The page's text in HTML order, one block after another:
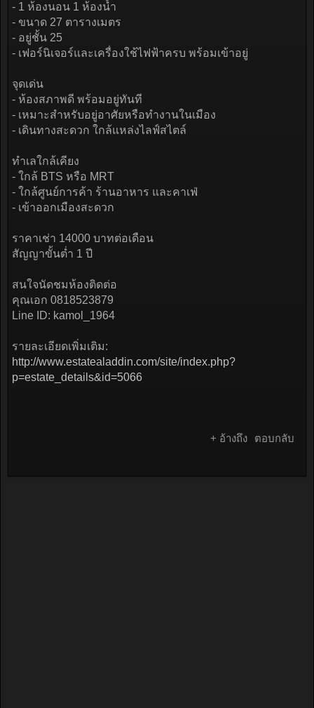
- 1 ห้องนอน 1 ห้องน้ำ
- ขนาด 27 ตารางเมตร
- อยู่ชั้น 25
- เฟอร์นิเจอร์และเครื่องใช้ไฟฟ้าครบ พร้อมเข้าอยู่
จุดเด่น
- ห้องสภาพดี พร้อมอยู่ทันที
- เหมาะสำหรับอยู่อาศัยหรือทำงานในเมือง
- เดินทางสะดวก ใกล้แหล่งไลฟ์สไตล์
ทำเลใกล้เคียง
- ใกล้ BTS หรือ MRT
- ใกล้ศูนย์การค้า ร้านอาหาร และคาเฟ่
- เข้าออกเมืองสะดวก
ราคาเช่า 14000 บาทต่อเดือน
สัญญาขั้นต่ำ 1 ปี
สนใจนัดชมห้องติดต่อ
คุณเอก 0818523879
Line ID: kamol_1964
รายละเอียดเพิ่มเติม:
http://www.estatealaddin.com/site/index.php?
p=estate_details&id=5066
+ อ้างถึง ตอบกลับ